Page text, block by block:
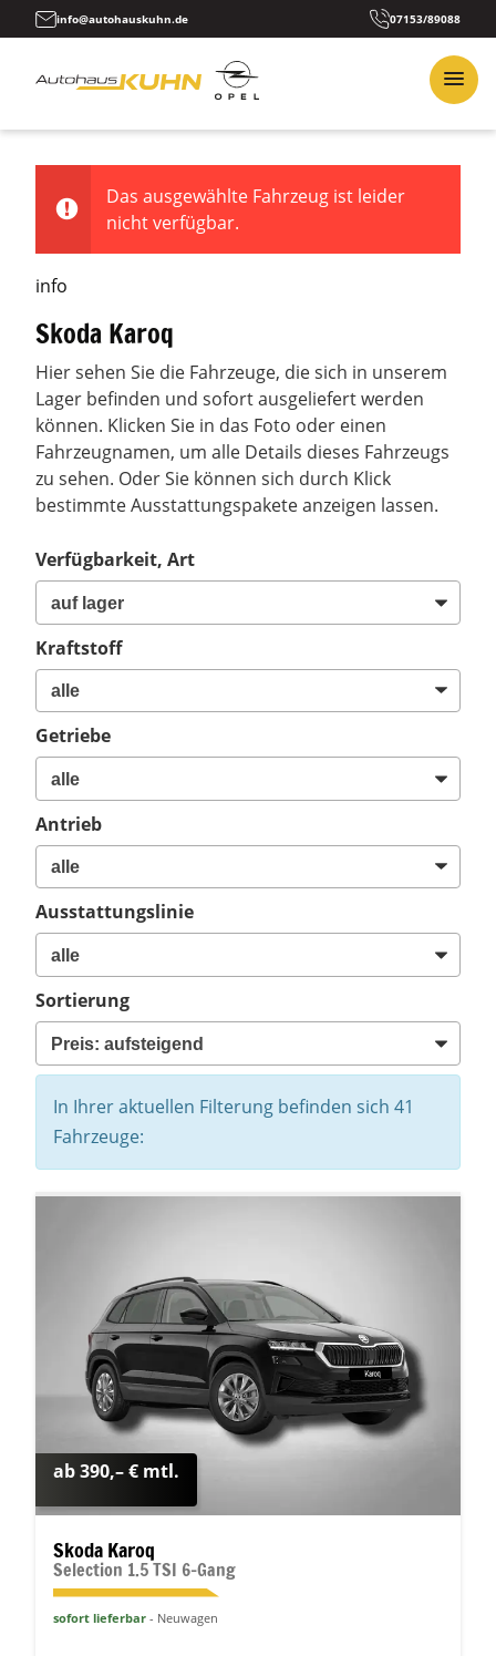
info@autohauskuhn.de 07153/89088
Das ausgewählte Fahrzeug ist leider
nicht verfügbar.
info
Skoda Karoq
Hier sehen Sie die Fahrzeuge, die sich in unserem
Lager befinden und sofort ausgeliefert werden
können. Klicken Sie in das Foto oder einen
Fahrzeugnamen, um alle Details dieses Fahrzeugs
zu sehen. Oder Sie können sich durch Klick
bestimmte Ausstattungspakete anzeigen lassen.
Verfügbarkeit, Art
Kraftstoff
Getriebe
Antrieb
Ausstattungslinie
Sortierung
In Ihrer aktuellen Filterung befinden sich 41
Fahrzeuge:
ab 390,– € mtl.
Skoda Karoq
Selection 1.5 TSI 6-Gang
sofort lieferbar Neuwagen